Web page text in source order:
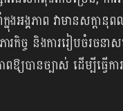
ក្នុងអង្គភាព វាមានសក្
ភារកិច្ច និងការរៀបចំរច
គភាពឱ្យបានច្បាស់ ដើម្